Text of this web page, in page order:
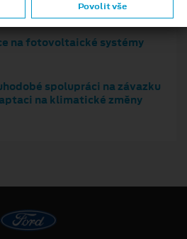
na fotovoltaické systémy
spolupráci na závazku
na klimatické změny
Povolit vše